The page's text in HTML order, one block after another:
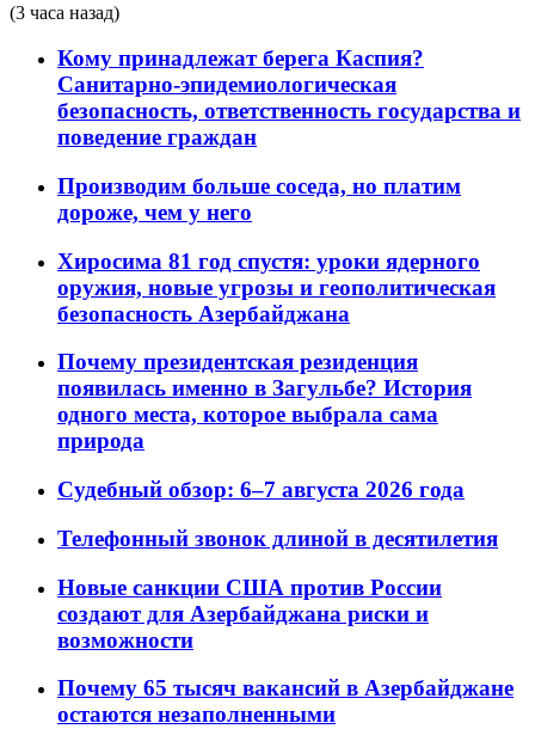
(3 часа назад)
Кому принадлежат берега Каспия?
Санитарно-эпидемиологическая
безопасность, ответственность государства и
поведение граждан
Производим больше соседа, но платим
дороже, чем у него
Хиросима 81 год спустя: уроки ядерного
оружия, новые угрозы и геополитическая
безопасность Азербайджана
Почему президентская резиденция
появилась именно в Загульбе? История
одного места, которое выбрала сама
природа
Судебный обзор: 6–7 августа 2026 года
Телефонный звонок длиной в десятилетия
Новые санкции США против России
создают для Азербайджана риски и
возможности
Почему 65 тысяч вакансий в Азербайджане
остаются незаполненными